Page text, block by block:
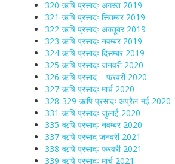
320 ऋषि प्रसादः अगस्त 2019
321 ऋषि प्रसादः सितम्बर 2019
322 ऋषि प्रसादः अक्तूबर 2019
323 ऋषि प्रसादः नवम्बर 2019
324 ऋषि प्रसादः दिसम्बर 2019
325 ऋषि प्रसादः जनवरी 2020
326 ऋषि प्रसाद – फरवरी 2020
327 ऋषि प्रसादः मार्च 2020
328-329 ऋषि प्रसादः अप्रैल-मई 2020
331 ऋषि प्रसादः जुलाई 2020
335 ऋषि प्रसादः नवम्बर 2020
337 ऋषि प्रसाद जनवरी 2021
338 ऋषि प्रसादः फरवरी 2021
339 ऋषि प्रसादः मार्च 2021